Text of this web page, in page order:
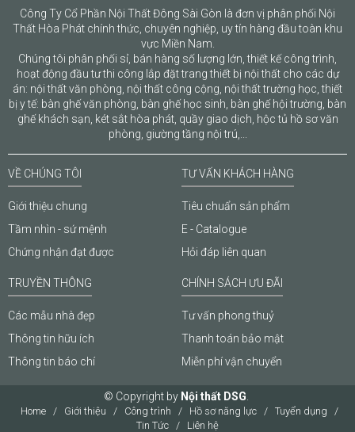
Công Ty Cổ Phần Nội Thất Đông Sài Gòn là đơn vị phân phối Nội
Thất Hòa Phát chính thức, chuyên nghiệp, uy tín hàng đầu toàn khu
vực Miền Nam.
Chúng tôi phân phối sỉ, bán hàng số lượng lớn, thiết kế công trình,
hoạt động đầu tư thi công lắp đặt trang thiết bị nội thất cho các dự
án: nội thất văn phòng, nội thất công cộng, nội thất trường học, thiết
bị y tế: bàn ghế văn phòng, bàn ghế học sinh, bàn ghế hội trường, bàn
ghế khách sạn, két sắt hòa phát, quầy giao dịch, hộc tủ hồ sơ văn
phòng, giường tầng nội trú,...
VỀ CHÚNG TÔI
Giới thiệu chung
Tầm nhìn - sứ mệnh
Chứng nhận đạt được
TƯ VẤN KHÁCH HÀNG
Tiêu chuẩn sản phẩm
E - Catalogue
Hỏi đáp liên quan
TRUYỀN THÔNG
Các mẫu nhà đẹp
Thông tin hữu ích
Thông tin báo chí
CHÍNH SÁCH ƯU ĐÃI
Tư vấn phong thuỷ
Thanh toán bảo mật
Miễn phí vận chuyển
© Copyright by Nội thất DSG
Home Giới thiệu Công trình Hồ sơ năng lực
Tuyển dụng
Tin Tức
Liên hệ